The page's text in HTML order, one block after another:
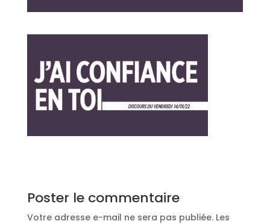
Poster le commentaire
Votre adresse e-mail ne sera pas publiée. Les